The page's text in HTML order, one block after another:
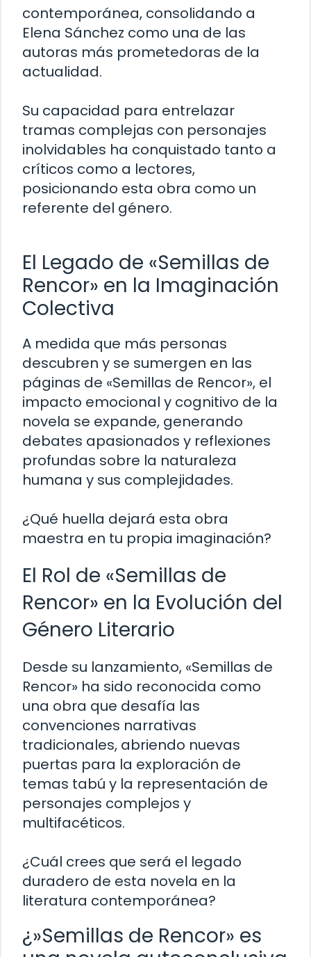
contemporánea, consolidando a
Elena Sánchez como una de las
autoras más prometedoras de la
actualidad.
Su capacidad para entrelazar
tramas complejas con personajes
inolvidables ha conquistado tanto a
críticos como a lectores,
posicionando esta obra como un
referente del género.
El Legado de «Semillas de
Rencor» en la Imaginación
Colectiva
A medida que más personas
descubren y se sumergen en las
páginas de «Semillas de Rencor», el
impacto emocional y cognitivo de la
novela se expande, generando
debates apasionados y reflexiones
profundas sobre la naturaleza
humana y sus complejidades.
¿Qué huella dejará esta obra
maestra en tu propia imaginación?
El Rol de «Semillas de
Rencor» en la Evolución del
Género Literario
Desde su lanzamiento, «Semillas de
Rencor» ha sido reconocida como
una obra que desafía las
convenciones narrativas
tradicionales, abriendo nuevas
puertas para la exploración de
temas tabú y la representación de
personajes complejos y
multifacéticos.
¿Cuál crees que será el legado
duradero de esta novela en la
literatura contemporánea?
¿»Semillas de Rencor» es